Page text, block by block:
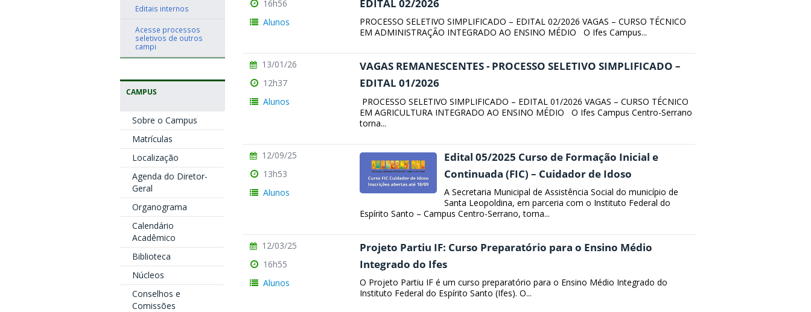
Editais internos
Acesse processos
seletivos de outros
campi
CAMPUS
Sobre o Campus
Matrículas
Localização
Agenda do Diretor-
Geral
Organograma
Calendário
Acadêmico
Biblioteca
Núcleos
Conselhos e
Comissões
EDITAL 02/2026
PROCESSO SELETIVO SIMPLIFICADO – EDITAL 02/2026 VAGAS – CURSO TÉCNICO
EM ADMINISTRAÇÃO INTEGRADO AO ENSINO MÉDIO O Ifes Campus...
16h56
Alunos
VAGAS REMANESCENTES - PROCESSO SELETIVO SIMPLIFICADO –
EDITAL 01/2026
PROCESSO SELETIVO SIMPLIFICADO – EDITAL 01/2026 VAGAS – CURSO TÉCNICO
EM AGRICULTURA INTEGRADO AO ENSINO MÉDIO O Ifes Campus Centro-Serrano
torna...
13/01/26
12h37
Alunos
Edital 05/2025 Curso de Formação Inicial e
Continuada (FIC) – Cuidador de Idoso
A Secretaria Municipal de Assistência Social do município de
Santa Leopoldina, em parceria com o Instituto Federal do
Espírito Santo – Campus Centro-Serrano, torna...
12/09/25
13h53
Alunos
Projeto Partiu IF: Curso Preparatório para o Ensino Médio
Integrado do Ifes
O Projeto Partiu IF é um curso preparatório para o Ensino Médio Integrado do
Instituto Federal do Espírito Santo (Ifes). O...
12/03/25
16h55
Alunos